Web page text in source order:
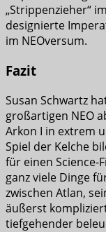
„Strippenzieher“
designierte
im NEOversum.
Fazit
Susan Schwartz
großartigen NEO
Arkon I in extrem
Spiel der Kelche
für einen
ganz viele Dinge
zwischen Atlan,
äußerst
tiefgehender